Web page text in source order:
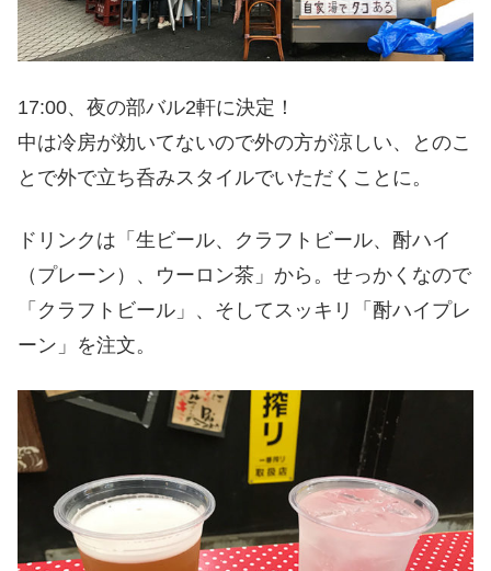
17:00、夜の部バル2軒に決定！
中は冷房が効いてないので外の方が涼しい、とのこ
とで外で立ち呑みスタイルでいただくことに。
ドリンクは「生ビール、クラフトビール、酎ハイ
（プレーン）、ウーロン茶」から。せっかくなので
「クラフトビール」、そしてスッキリ「酎ハイプレ
ーン」を注文。